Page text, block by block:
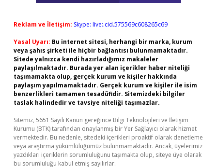
Reklam ve İletişim: Skype: live:.cid.575569c608265c69
Yasal Uyarı: Bu internet sitesi, herhangi bir marka, kurum
veya şahıs şirketi ile hiçbir bağlantısı bulunmamaktadır.
Sitede yalnızca kendi hazırladığımız makaleler
paylaşılmaktadır. Burada yer alan içerikler haber niteliği
taşımamakta olup, gerçek kurum ve kişiler hakkında
paylaşım yapılmamaktadır. Gerçek kurum ve kişiler ile isim
benzerlikleri tamamen tesadüfidir. Sitemizdeki bilgiler
taslak halindedir ve tavsiye niteliği taşımazlar.
Sitemiz, 5651 Sayılı Kanun gereğince Bilgi Teknolojileri ve İletişim
Kurumu (BTK) tarafından onaylanmış bir Yer Sağlayıcı olarak hizmet
vermektedir. Bu nedenle, sitedeki içerikleri proaktif olarak denetleme
veya araştırma yükümlülüğümüz bulunmamaktadır. Ancak, üyelerimiz
yazdıkları içeriklerin sorumluluğunu taşımakta olup, siteye üye olarak
bu sorumluluğu kabul etmiş sayılırlar.